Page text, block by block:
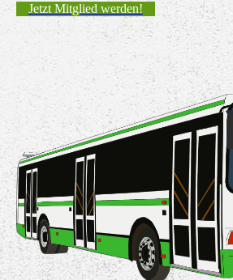
Jetzt Mitglied werden!